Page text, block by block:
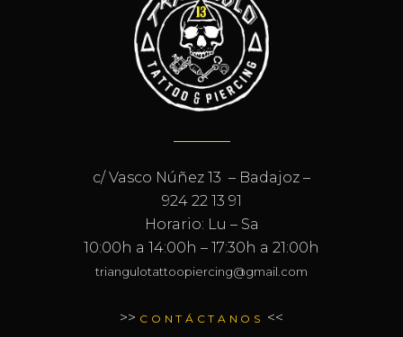
c/ Vasco Núñez 13 – Badajoz –
924 22 13 91
Horario: Lu – Sa
10:00h a 14:00h – 17:30h a 21:00h
triangulotattoopiercing@gmail.com
>> CONTÁCTANOS <<